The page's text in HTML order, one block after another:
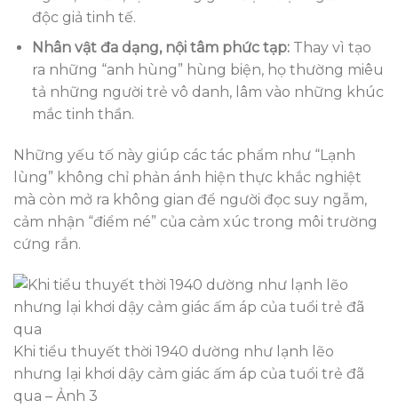
độc giả tinh tế.
Nhân vật đa dạng, nội tâm phức tạp:Thay vì tạo
ra những “anh hùng” hùng biện, họ thường miêu
tả những người trẻ vô danh, lâm vào những khúc
mắc tinh thần.
Những yếu tố này giúp các tác phẩm như “Lạnh
lùng” không chỉ phản ánh hiện thực khắc nghiệt
mà còn mở ra không gian để người đọc suy ngẫm,
cảm nhận “điểm né” của cảm xúc trong môi trường
cứng rắn.
Khi tiểu thuyết thời 1940 dường như lạnh lẽo
nhưng lại khơi dậy cảm giác ấm áp của tuổi trẻ đã
qua – Ảnh 3